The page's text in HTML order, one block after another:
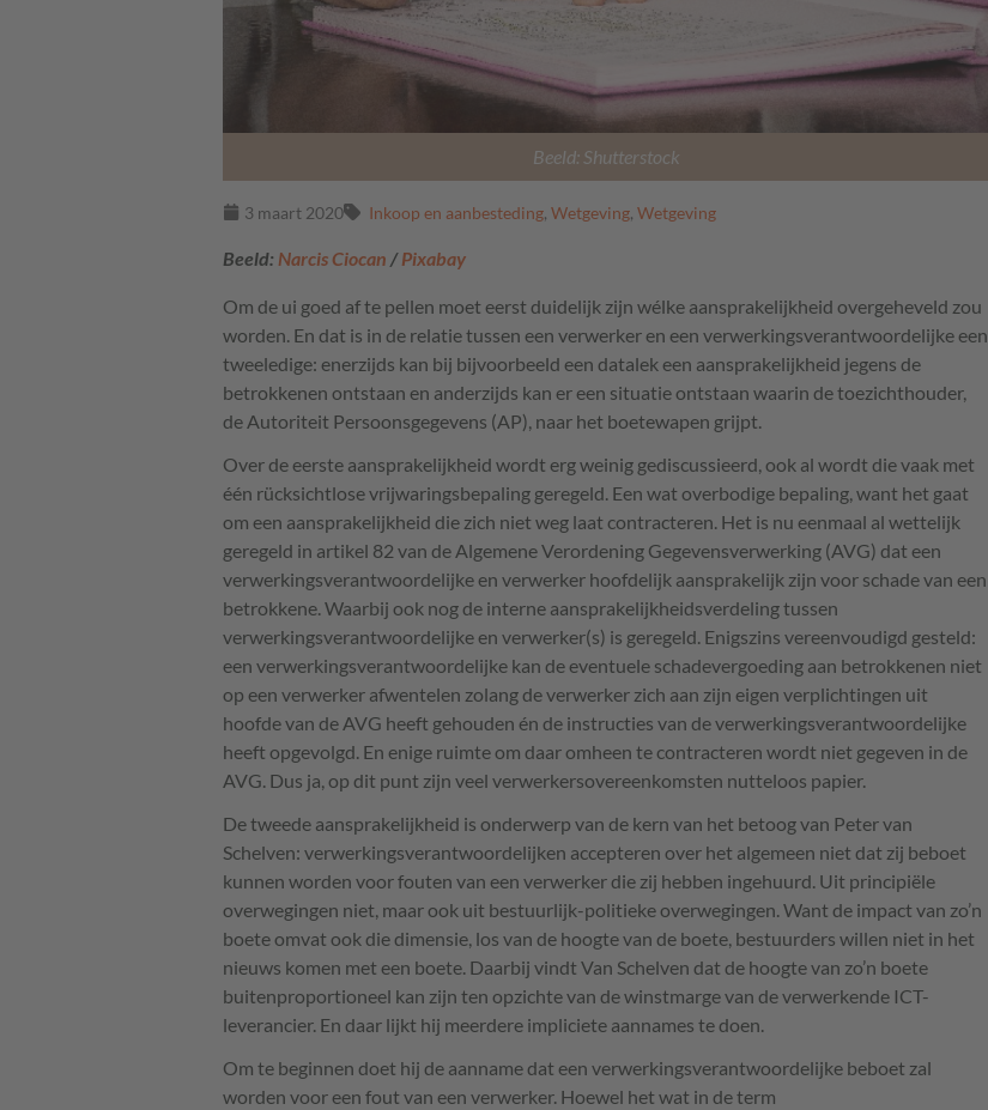
Beeld: Shutterstock
3 maart 2020 Inkoop en aanbesteding, Wetgeving, Wetgeving
Beeld: Narcis Ciocan /Pixabay
Om de ui goed af te pellen moet eerst duidelijk zijn wélke aansprakelijkheid overgeheveld zou
worden. En dat is in de relatie tussen een verwerker en een verwerkingsverantwoordelijke een
tweeledige: enerzijds kan bij bijvoorbeeld een datalek een aansprakelijkheid jegens de
betrokkenen ontstaan en anderzijds kan er een situatie ontstaan waarin de toezichthouder,
de Autoriteit Persoonsgegevens (AP), naar het boetewapen grijpt.
Over de eerste aansprakelijkheid wordt erg weinig gediscussieerd, ook al wordt die vaak met
één rücksichtlose vrijwaringsbepaling geregeld. Een wat overbodige bepaling, want het gaat
om een aansprakelijkheid die zich niet weg laat contracteren. Het is nu eenmaal al wettelijk
geregeld in artikel 82 van de Algemene Verordening Gegevensverwerking (AVG) dat een
verwerkingsverantwoordelijke en verwerker hoofdelijk aansprakelijk zijn voor schade van een
betrokkene. Waarbij ook nog de interne aansprakelijkheidsverdeling tussen
verwerkingsverantwoordelijke en verwerker(s) is geregeld. Enigszins vereenvoudigd gesteld:
een verwerkingsverantwoordelijke kan de eventuele schadevergoeding aan betrokkenen niet
op een verwerker afwentelen zolang de verwerker zich aan zijn eigen verplichtingen uit
hoofde van de AVG heeft gehouden én de instructies van de verwerkingsverantwoordelijke
heeft opgevolgd. En enige ruimte om daar omheen te contracteren wordt niet gegeven in de
AVG. Dus ja, op dit punt zijn veel verwerkersovereenkomsten nutteloos papier.
De tweede aansprakelijkheid is onderwerp van de kern van het betoog van Peter van
Schelven: verwerkingsverantwoordelijken accepteren over het algemeen niet dat zij beboet
kunnen worden voor fouten van een verwerker die zij hebben ingehuurd. Uit principiële
overwegingen niet, maar ook uit bestuurlijk-politieke overwegingen. Want de impact van zo’n
boete omvat ook die dimensie, los van de hoogte van de boete, bestuurders willen niet in het
nieuws komen met een boete. Daarbij vindt Van Schelven dat de hoogte van zo’n boete
buitenproportioneel kan zijn ten opzichte van de winstmarge van de verwerkende ICT-
leverancier. En daar lijkt hij meerdere impliciete aannames te doen.
Om te beginnen doet hij de aanname dat een verwerkingsverantwoordelijke beboet zal
worden voor een fout van een verwerker. Hoewel het wat in de term